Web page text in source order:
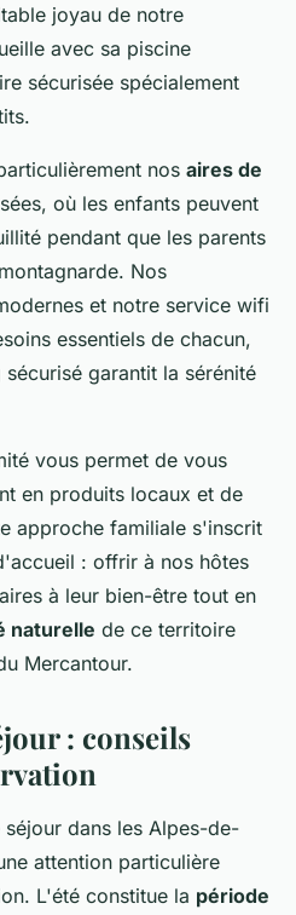
joyau de notre
avec sa piscine
sécurisée spécialement
nos aires de
où les enfants peuvent
pendant que les parents
Nos
et notre service wifi
essentiels de chacun,
garantit la sérénité
vous permet de vous
en produits locaux et de
approche familiale s'inscrit
: offrir à nos hôtes
à leur bien-être tout en
naturelle de ce territoire
Mercantour.
: conseils
dans les Alpes-de-
attention particulière
L'été constitue la période